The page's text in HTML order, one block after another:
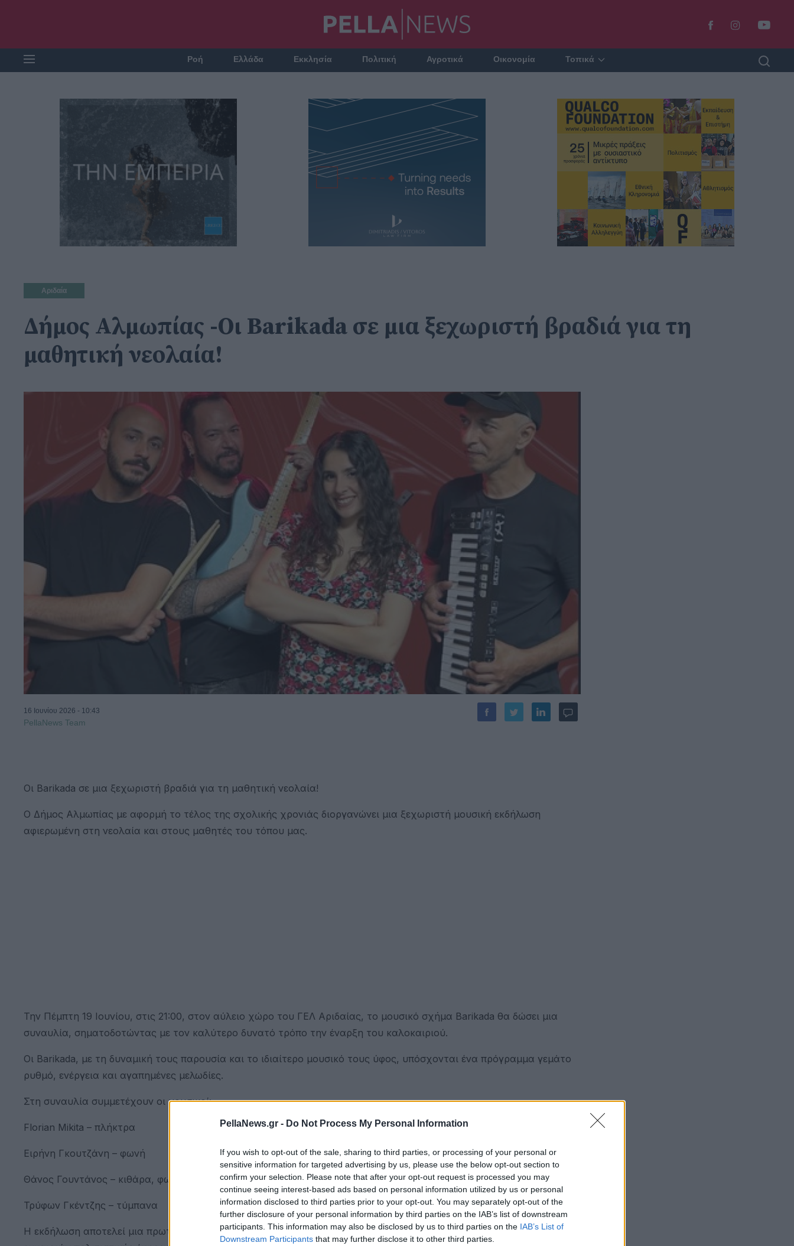
PellaNews.gr - Do Not Process My Personal Information
If you wish to opt-out of the sale, sharing to third parties, or processing of your personal or
sensitive information for targeted advertising by us, please use the below opt-out section to
confirm your selection. Please note that after your opt-out request is processed you may
continue seeing interest-based ads based on personal information utilized by us or personal
information disclosed to third parties prior to your opt-out. You may separately opt-out of the
further disclosure of your personal information by third parties on the IAB’s list of downstream
participants. This information may also be disclosed by us to third parties on the IAB’s List of
Downstream Participants that may further disclose it to other third parties.
Ροή Ελλάδα Εκκλησία Πολιτική Αγροτικά Οικονομία Τοπικά
Αριδαία
Δήμος Αλμωπίας -Οι Barikada σε μια ξεχωριστή βραδιά για τη
μαθητική νεολαία!
16 Ιουνίου 2026 - 10:43
PellaNews Team
Οι Barikada σε μια ξεχωριστή βραδιά για τη μαθητική νεολαία!
Ο Δήμος Αλμωπίας με αφορμή το τέλος της σχολικής χρονιάς διοργανώνει μια ξεχωριστή μουσική εκδήλωση
αφιερωμένη στη νεολαία και στους μαθητές του τόπου μας.
Την Πέμπτη 19 Ιουνίου, στις 21:00, στον αύλειο χώρο του ΓΕΛ Αριδαίας, το μουσικό σχήμα Barikada θα δώσει μια
συναυλία, σηματοδοτώντας με τον καλύτερο δυνατό τρόπο την έναρξη του καλοκαιριού.
Οι Barikada, με τη δυναμική τους παρουσία και το ιδιαίτερο μουσικό τους ύφος, υπόσχονται ένα πρόγραμμα γεμάτο
ρυθμό, ενέργεια και αγαπημένες μελωδίες.
Στη συναυλία συμμετέχουν οι μουσικοί:
Florian Mikita – πλήκτρα
Ειρήνη Γκουτζάνη – φωνή
Θάνος Γουντάνος – κιθάρα, φωνή
Τρύφων Γκέντζης – τύμπανα
Η εκδήλωση αποτελεί μια πρωτοβουλία του Δήμου Αλμωπίας με στόχο τη στήριξη της νεολαίας και τη δημιουργία